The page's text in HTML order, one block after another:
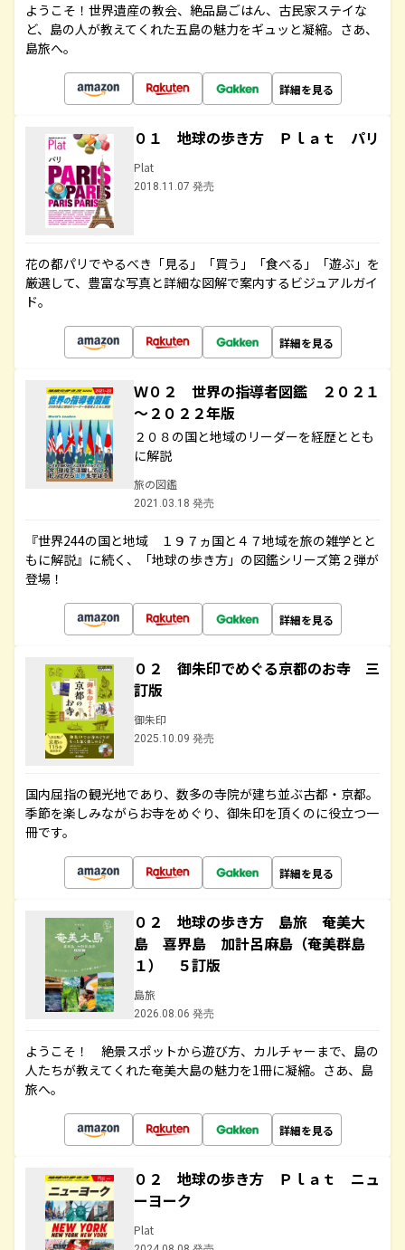
ようこそ！世界遺産の教会、絶品島ごはん、古民家ステイな
ど、島の人が教えてくれた五島の魅力をギュッと凝縮。さあ、
島旅へ。
詳細を見る
０１ 地球の歩き方 Ｐｌａｔ パリ
Plat
2018.11.07 発売
花の都パリでやるべき「見る」「買う」「食べる」「遊ぶ」を
厳選して、豊富な写真と詳細な図解で案内するビジュアルガイ
ド。
詳細を見る
Ｗ０２ 世界の指導者図鑑 ２０２１
～２０２２年版
２０８の国と地域のリーダーを経歴ととも
に解説
旅の図鑑
2021.03.18 発売
『世界244の国と地域 １９７ヵ国と４７地域を旅の雑学とと
もに解説』に続く、「地球の歩き方」の図鑑シリーズ第２弾が
登場！
詳細を見る
０２ 御朱印でめぐる京都のお寺 三
訂版
御朱印
2025.10.09 発売
国内屈指の観光地であり、数多の寺院が建ち並ぶ古都・京都。
季節を楽しみながらお寺をめぐり、御朱印を頂くのに役立つ一
冊です。
詳細を見る
０２ 地球の歩き方 島旅 奄美大
島 喜界島 加計呂麻島（奄美群島
１） ５訂版
島旅
2026.08.06 発売
ようこそ！ 絶景スポットから遊び方、カルチャーまで、島の
人たちが教えてくれた奄美大島の魅力を1冊に凝縮。さあ、島
旅へ。
詳細を見る
０２ 地球の歩き方 Ｐｌａｔ ニュ
ーヨーク
Plat